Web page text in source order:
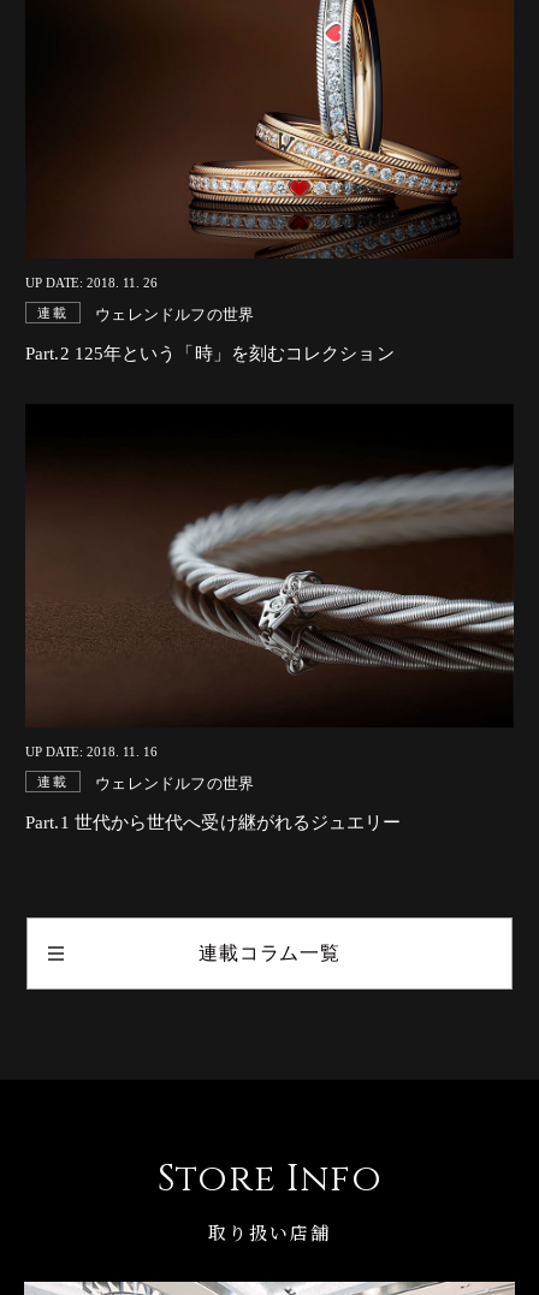
UP DATE: 2018. 11. 26
連載 ウェレンドルフの世界
Part.2 125年という「時」を刻むコレクション
UP DATE: 2018. 11. 16
連載 ウェレンドルフの世界
Part.1 世代から世代へ受け継がれるジュエリー
連載コラム一覧
Store Info
取り扱い店舗